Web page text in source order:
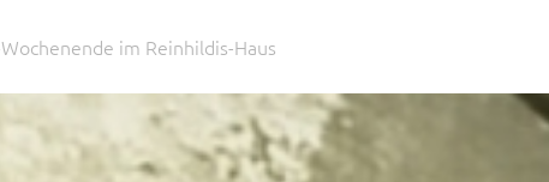
im Reinhildis-Haus